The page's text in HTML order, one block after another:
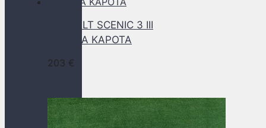
RENAULT SCENIC 3 III
PREDNA KAPOTA
203 €